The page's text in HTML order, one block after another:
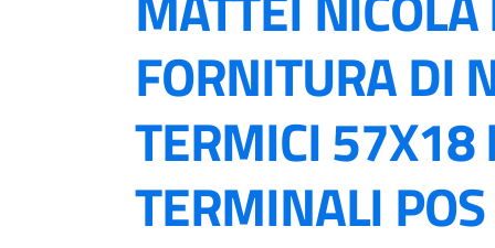
FORNITURA DI
TERMICI 57X18
TERMINALI POS